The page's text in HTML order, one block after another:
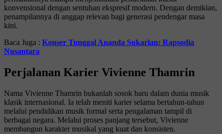
konvensional dengan sentuhan ekspresif modern. Dengan demikian,
penampilannya di anggap relevan bagi generasi pendengar masa
kini.
Baca Juga : Konser Tunggal Ananda Sukarlan: Rapsodia
Nusantara
Perjalanan Karier Vivienne Thamrin
Nama Vivienne Thamrin bukanlah sosok baru dalam dunia musik
klasik internasional. Ia telah meniti karier selama bertahun-tahun
melalui pendidikan musik formal serta pengalaman tampil di
berbagai negara. Melalui proses panjang tersebut, Vivienne
membangun karakter musikal yang kuat dan konsisten.